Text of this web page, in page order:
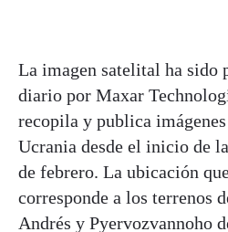
La imagen satelital ha sido
diario por Maxar
recopila y publica
Ucrania desde el inicio de
de febrero. La ubicación
corresponde a los terrenos
Andrés y Pyervozvannoho